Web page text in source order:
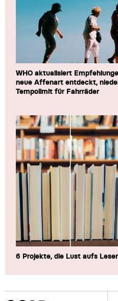
WHO aktualisiert
neue Affenart entdeckt,
Tempolimit für Fahrräder
6 Projekte, die Lust aufs